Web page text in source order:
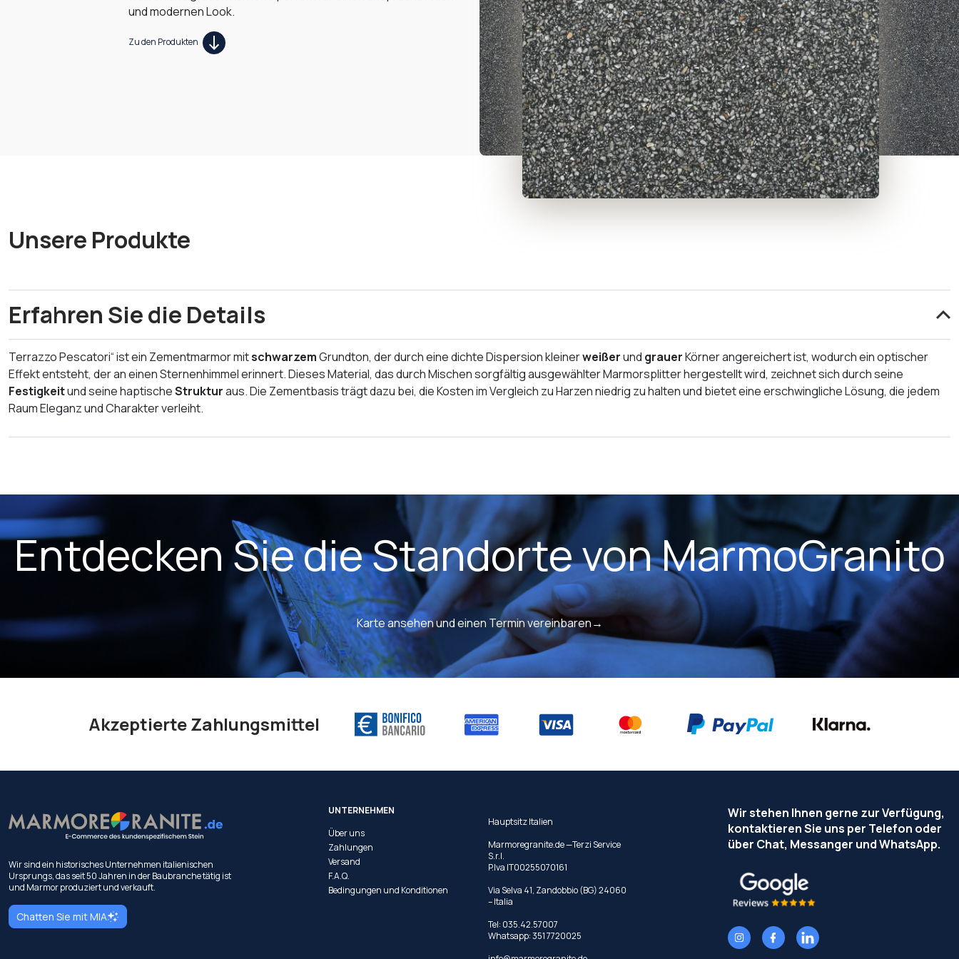
und modernen Look.
Zu den Produkten
Unsere Produkte
Erfahren Sie die Details
Terrazzo Pescatori“ ist ein Zementmarmor mitschwarzemGrundton, der durch eine dichte Dispersion kleinerweißerund grauerKörner angereichert ist, wodurch ein optischer
Effekt entsteht, der an einen Sternenhimmel erinnert. Dieses Material, das durch Mischen sorgfältig ausgewählter Marmorsplitter hergestellt wird, zeichnet sich durch seine
Festigkeitund seine haptischeStrukturaus. Die Zementbasis trägt dazu bei, die Kosten im Vergleich zu Harzen niedrig zu halten und bietet eine erschwingliche Lösung, die jedem
Raum Eleganz und Charakter verleiht.
Entdecken Sie die Standorte von MarmoGranito
Karte ansehen und einen Termin vereinbaren→
Akzeptierte Zahlungsmittel
Wir sind ein historisches Unternehmen italienischen
Ursprungs, das seit 50 Jahren in der Baubranche tätig ist
und Marmor produziert und verkauft.
Chatten Sie mit MIA
UNTERNEHMEN
Über uns
Zahlungen
Versand
F.A.Q.
Bedingungen und Konditionen
Hauptsitz Italien
Marmoregranite.de —Terzi Service
S.r.l.
P.Iva IT00255070161
Via Selva 41, Zandobbio (BG) 24060
– Italia
Tel: 035.42.57007
Whatsapp:351 7720025
Wir stehen Ihnen gerne zur Verfügung,
kontaktieren Sie uns per Telefon oder
über Chat, Messanger und WhatsApp.